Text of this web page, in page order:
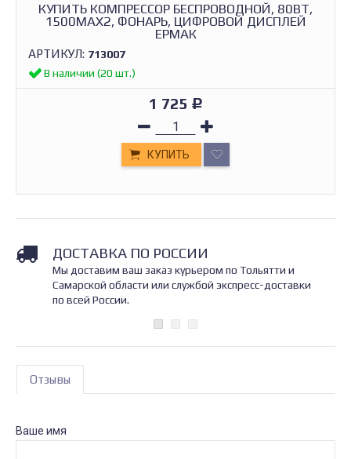
КУПИТЬ КОМПРЕССОР БЕСПРОВОДНОЙ, 80ВТ,
1500МАХ2, ФОНАРЬ, ЦИФРОВОЙ ДИСПЛЕЙ
ЕРМАК
АРТИКУЛ: 713007
В наличии (20 шт.)
1 725 Р
КУПИТЬ
ДОСТАВКА ПО РОССИИ
Мы доставим ваш заказ курьером по Тольятти и
Самарской области или службой экспресс-доставки
по всей России.
Отзывы
Ваше имя